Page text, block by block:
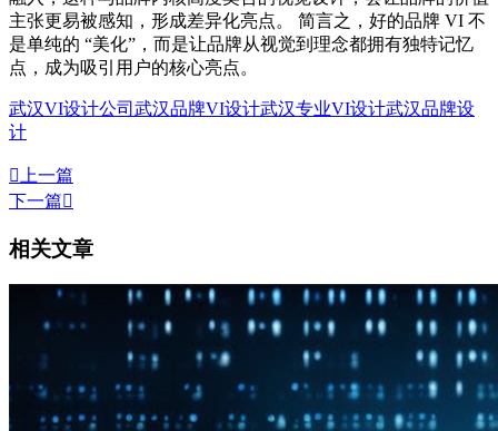
主张更易被感知，形成差异化亮点。 简言之，好的品牌 VI 不
是单纯的 “美化”，而是让品牌从视觉到理念都拥有独特记忆
点，成为吸引用户的核心亮点。
武汉VI设计公司 武汉品牌VI设计武汉专业VI设计武汉品牌设
计
 上一篇
下一篇
相关文章